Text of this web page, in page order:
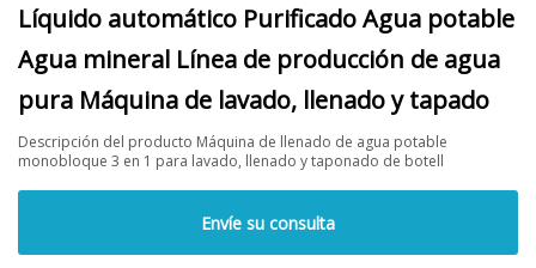
Líquido automático Purificado Agua potable
Agua mineral Línea de producción de agua
pura Máquina de lavado, llenado y tapado
Descripción del producto Máquina de llenado de agua potable
monobloque 3 en 1 para lavado, llenado y taponado de botell
Envíe su consulta